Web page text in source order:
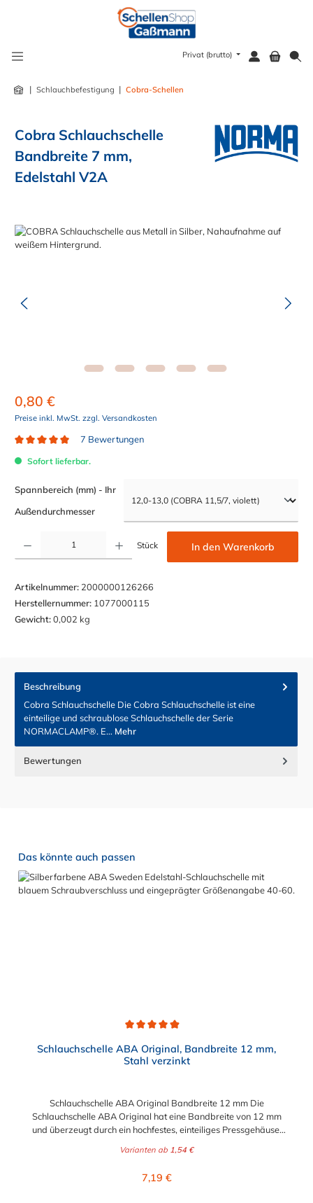
Privat (brutto)
| Schlauchbefestigung | Cobra-Schellen
Cobra Schlauchschelle
Bandbreite 7 mm,
Edelstahl V2A
Bildergalerie überspringen
0,80 €
Preise inkl. MwSt. zzgl. Versandkosten
7 Bewertungen
Sofort lieferbar.
Spannbereich (mm) - Ihr
Außendurchmesserauswählen
Produkt Anzahl: Gib den gewünschten Wert ein oder benutze die Schaltflächen um die Anzahl
Stück In den Warenkorb
Artikelnummer: 2000000126266
Herstellernummer: 1077000115
Gewicht:0,002 kg
Beschreibung
Cobra Schlauchschelle Die Cobra Schlauchschelle ist eine
einteilige und schraublose Schlauchschelle der Serie
NORMACLAMP®. E… Mehr
Bewertungen
Produktgalerie überspringen
Das könnte auch passen
Schlauchschelle ABA Original, Bandbreite 12 mm,
Stahl verzinkt
Schlauchschelle ABA Original Bandbreite 12 mm Die
Schlauchschelle ABA Original hat eine Bandbreite von 12 mm
und überzeugt durch ein hochfestes, einteiliges Pressgehäuse.
Bandinnenseite werden die Schläuche geschützt. Die
hat einen wählbaren Spannbereich von 16 mm bis 310 mm.
Varianten ab 1,54 €
Regulärer Preis:
7,19 €